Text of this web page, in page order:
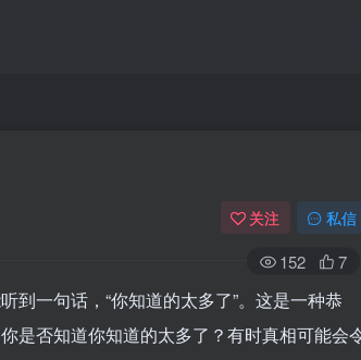
关注 私信
152 7
到一句话，“你知道的太多了”。这是一种恭
是否知道你知道的太多了？有时真相可能会